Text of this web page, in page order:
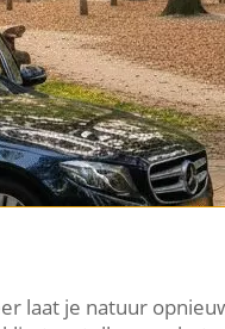
laat je natuur